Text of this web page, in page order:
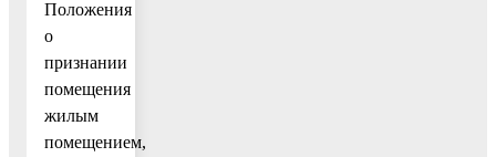
Положения
о
признании
помещения
жилым
помещением,